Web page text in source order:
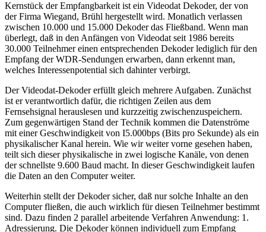
Kernstück der Empfangbarkeit ist ein Videodat Dekoder, der von
der Firma Wiegand, Brühl hergestellt wird. Monatlich verlassen
zwischen 10.000 und 15.000 Dekoder das Fließband. Wenn man
überlegt, daß in den Anfängen von Videodat seit 1986 bereits
30.000 Teilnehmer einen entsprechenden Dekoder lediglich für den
Empfang der WDR-Sendungen erwarben, dann erkennt man,
welches Interessenpotential sich dahinter verbirgt.
Der Videodat-Dekoder erfüllt gleich mehrere Aufgaben. Zunächst
ist er verantwortlich dafür, die richtigen Zeilen aus dem
Fernsehsignal herauslesen und kurzzeitig zwischenzuspeichern.
Zum gegenwärtigen Stand der Technik kommen die Datenströme
mit einer Geschwindigkeit von I5.000bps (Bits pro Sekunde) als ein
physikalischer Kanal herein. Wie wir weiter vorne gesehen haben,
teilt sich dieser physikalische in zwei logische Kanäle, von denen
der schnellste 9.600 Baud macht. In dieser Geschwindigkeit laufen
die Daten an den Computer weiter.
Weiterhin stellt der Dekoder sicher, daß nur solche Inhalte an den
Computer fließen, die auch wirklich für diesen Teilnehmer bestimmt
sind. Dazu finden 2 parallel arbeitende Verfahren Anwendung: 1.
Adressierung. Die Dekoder können individuell zum Empfang